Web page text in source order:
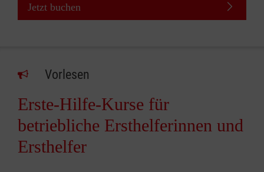
Jetzt buchen
Vorlesen
Erste-Hilfe-Kurse für
betriebliche Ersthelferinnen und
Ersthelfer